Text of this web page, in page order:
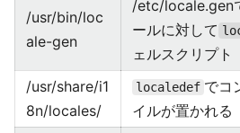
/usr/bin/loc
ale-gen
/etc/locale.gen
ールに対して
ェルスクリプト
/usr/share/i1
8n/locales/
localedef でコ
イルが置かれる